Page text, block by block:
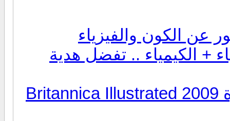
عن الكون والفيزياء
+ الكيمياء .. تفضل هدية
موسوعة العلوم البريطانية المصورة 2009 Britannica Illustrated